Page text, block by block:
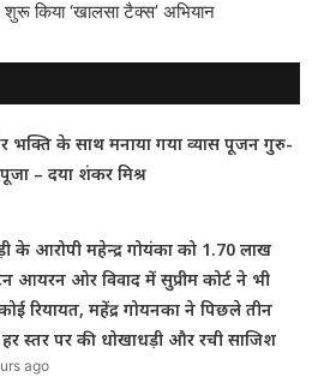
किया ‘खालसा टैक्स’ अभियान
भक्ति के साथ मनाया गया व्यास पूजन गुरु-
पूजा – दया शंकर मिश्र
के आरोपी महेन्द्र गोयंका को 1.70 लाख
आयरन ओर विवाद में सुप्रीम कोर्ट ने भी
रियायत, महेंद्र गोयनका ने पिछले तीन
स्तर पर की धोखाधड़ी और रची साजिश
ago